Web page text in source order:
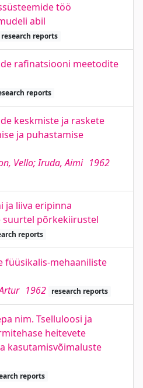
töö
abil
research reports
rafinatsiooni meetodite
reports
keskmiste ja raskete
ja puhastamise
Vello; Iruda, Aimi 1962
ja liiva eripinna
põrkekiirustel
reports
füüsikalis-mehaaniliste
1962 research reports
nim. Tselluloosi ja
heitevete
kasutamisvõimaluste
reports